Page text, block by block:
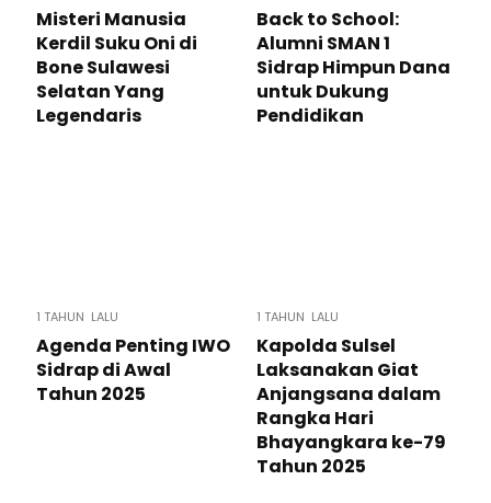
Misteri Manusia
Kerdil Suku Oni di
Bone Sulawesi
Selatan Yang
Legendaris
Back to School:
Alumni SMAN 1
Sidrap Himpun Dana
untuk Dukung
Pendidikan
1 TAHUN LALU
Agenda Penting IWO
Sidrap di Awal
Tahun 2025
1 TAHUN LALU
Kapolda Sulsel
Laksanakan Giat
Anjangsana dalam
Rangka Hari
Bhayangkara ke-79
Tahun 2025